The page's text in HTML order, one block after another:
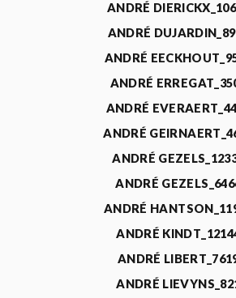
ANDRÉ
ANDRÉ
ANDRÉ
ANDRÉ
ANDRÉ
ANDRÉ
ANDRÉ
ANDRÉ
ANDRÉ
ANDRÉ
ANDRÉ
ANDRÉ